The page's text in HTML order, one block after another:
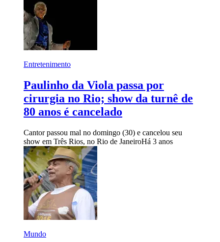
Entretenimento
Paulinho da Viola passa por
cirurgia no Rio; show da turnê de
80 anos é cancelado
Cantor passou mal no domingo (30) e cancelou seu
show em Três Rios, no Rio de JaneiroHá 3 anos
Mundo